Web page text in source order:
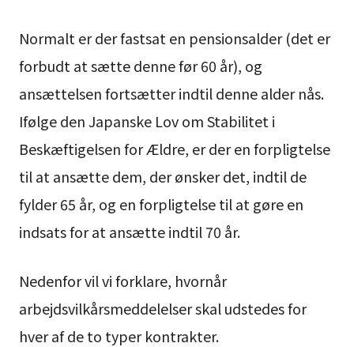
Normalt er der fastsat en pensionsalder (det er
forbudt at sætte denne før 60 år), og
ansættelsen fortsætter indtil denne alder nås.
Ifølge den Japanske Lov om Stabilitet i
Beskæftigelsen for Ældre, er der en forpligtelse
til at ansætte dem, der ønsker det, indtil de
fylder 65 år, og en forpligtelse til at gøre en
indsats for at ansætte indtil 70 år.
Nedenfor vil vi forklare, hvornår
arbejdsvilkårsmeddelelser skal udstedes for
hver af de to typer kontrakter.